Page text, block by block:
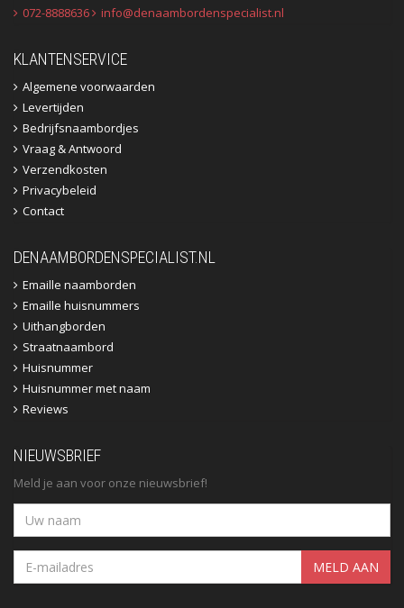
072-8888636 info@denaambordenspecialist.nl
KLANTENSERVICE
Algemene voorwaarden
Levertijden
Bedrijfsnaambordjes
Vraag & Antwoord
Verzendkosten
Privacybeleid
Contact
DENAAMBORDENSPECIALIST.NL
Emaille naamborden
Emaille huisnummers
Uithangborden
Straatnaambord
Huisnummer
Huisnummer met naam
Reviews
NIEUWSBRIEF
Meld je aan voor onze nieuwsbrief!
MELD AAN